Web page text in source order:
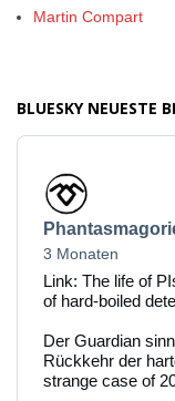
Martin Compart
BLUESKY NEUESTE
Beitrag
von
Phantasmagorien
auf
Bluesky
ansehen
3 Monaten
Link: The life of
of hard-boiled
Der Guardian
Rückkehr der
strange case of